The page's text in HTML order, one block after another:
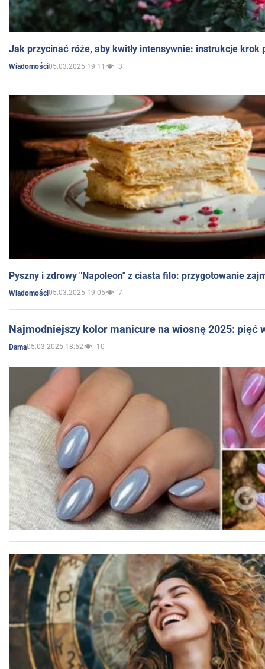
Jak przycinać róże, aby kwitły intensywnie: instrukcje krok
Wiadomości05.03.2025 19:11 3
Pyszny i zdrowy "Napoleon" z ciasta filo: przygotowanie
Wiadomości05.03.2025 19:05 7
Najmodniejszy kolor manicure na wiosnę 2025: pięć
Dama05.03.2025 18:52 10